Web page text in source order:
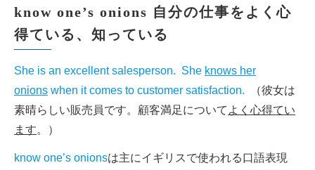
know one’s onions 自分の仕事をよく心
得ている、知っている
She is an excellent salesperson. She knows her
onions when it comes to customer satisfaction.
（彼女は
素晴らしい販売員です。顧客満足について よく心得てい
ます。）
know one’s onionsは主にイギリスで使われる口語表現